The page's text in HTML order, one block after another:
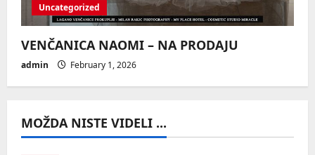
Uncategorized
VENČANICA NAOMI – NA PRODAJU
admin February 1, 2026
MOŽDA NISTE VIDELI ...